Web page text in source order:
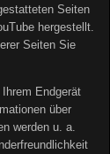
Seiten
hergestellt.
Seiten Sie
Endgerät
über
werden u. a.